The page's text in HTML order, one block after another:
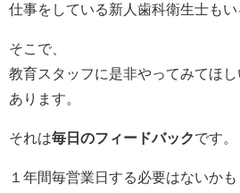
仕事をしている新人歯科衛生士もい
そこで、
教育スタッフに是非やってみてほ
あります。
それは毎日のフィードバックです。
１年間毎営業日する必要はないかも